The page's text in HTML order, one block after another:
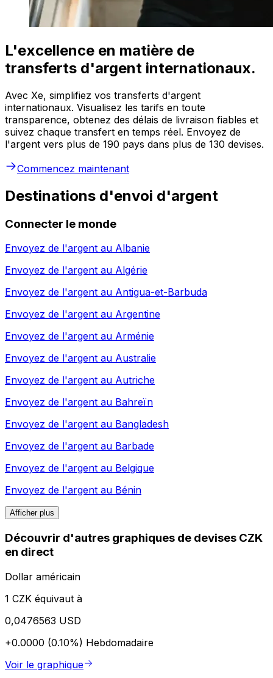
L'excellence en matière de
transferts d'argent internationaux.
Avec Xe, simplifiez vos transferts d'argent
internationaux. Visualisez les tarifs en toute
transparence, obtenez des délais de livraison fiables et
suivez chaque transfert en temps réel. Envoyez de
l'argent vers plus de 190 pays dans plus de 130 devises.
Commencez maintenant
Destinations d'envoi d'argent
Connecter le monde
Envoyez de l'argent au Albanie
Envoyez de l'argent au Algérie
Envoyez de l'argent au Antigua-et-Barbuda
Envoyez de l'argent au Argentine
Envoyez de l'argent au Arménie
Envoyez de l'argent au Australie
Envoyez de l'argent au Autriche
Envoyez de l'argent au Bahreïn
Envoyez de l'argent au Bangladesh
Envoyez de l'argent au Barbade
Envoyez de l'argent au Belgique
Envoyez de l'argent au Bénin
Afficher plus
Découvrir d'autres graphiques de devises CZK
en direct
Dollar américain
1 CZK équivaut à
0,0476563 USD
+0.0000 (0.10%) Hebdomadaire
Voir le graphique